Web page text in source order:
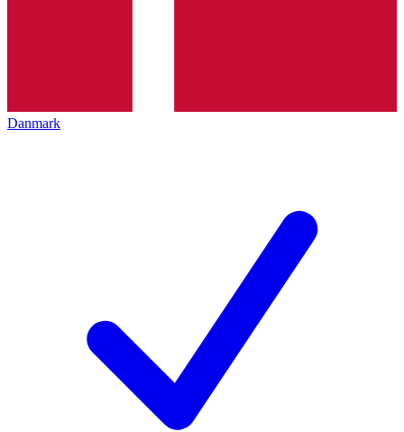
Danmark